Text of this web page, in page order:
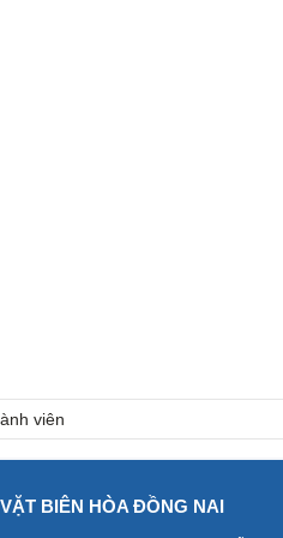
viên
BIÊN HÒA ĐỒNG NAI